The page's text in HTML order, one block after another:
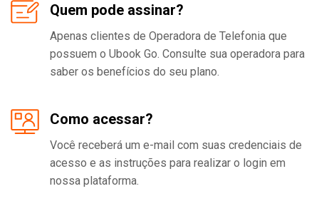
Quem pode assinar?
Apenas clientes de Operadora de Telefonia que
possuem o Ubook Go. Consulte sua operadora para
saber os benefícios do seu plano.
Como acessar?
Você receberá um e-mail com suas credenciais de
acesso e as instruções para realizar o login em
nossa plataforma.